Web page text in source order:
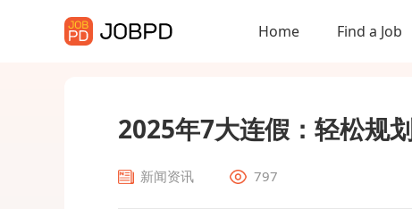
Home Find a Job
2025年7大连假：轻松规
新闻资讯 797